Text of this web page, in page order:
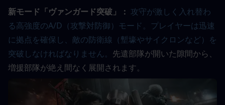
新モード「ヴァンガード突破」： 攻守が激しく入れ替わ
る高強度のA/D（攻撃対防御）モード。プレイヤーは迅速
に拠点を確保し、敵の防衛線（塹壕やサイクロンなど）を
突破しなければなりません。 先遣部隊が開いた隙間から、
増援部隊が絶え間なく展開されます。